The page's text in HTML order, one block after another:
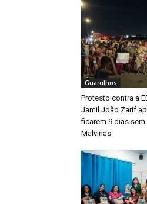
Guarulhos
Protesto contra a
Jamil João Zarif
ficarem 9 dias sem
Malvinas